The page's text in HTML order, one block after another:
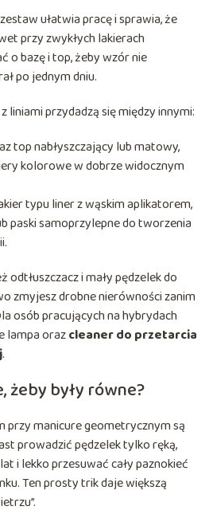
ułatwia pracę i sprawia, że
przy zwykłych lakierach
o bazę i top, żeby wzór nie
po jednym dniu.
liniami przydadzą się między innymi:
top nabłyszczający lub matowy,
kolorowe w dobrze widocznym
typu liner z wąskim aplikatorem,
paski samoprzylepne do tworzenia
i mały pędzelek do
zmyjesz drobne nierówności zanim
osób pracujących na hybrydach
lampa orazcleaner do przetarcia
.
żeby były równe?
przy manicure geometrycznym są
prowadzić pędzelek tylko ręką,
i lekko przesuwać cały paznokieć
Ten prosty trik daje większą